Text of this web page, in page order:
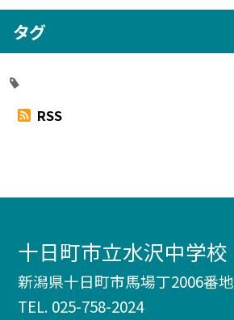
タグ
RSS
十日町市立水沢中学校
新潟県十日町市馬場丁2006番地
TEL. 025-758-2024